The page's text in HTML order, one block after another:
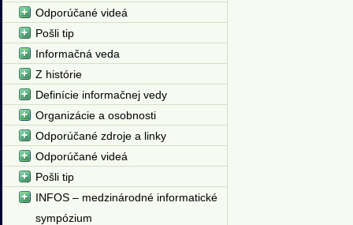
Odporúčané videá
Pošli tip
Informačná veda
Z histórie
Definície informačnej vedy
Organizácie a osobnosti
Odporúčané zdroje a linky
Odporúčané videá
Pošli tip
INFOS – medzinárodné informatické
sympózium